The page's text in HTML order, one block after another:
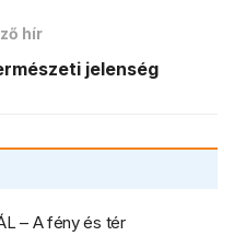
hír
jelenség
– A fény és tér